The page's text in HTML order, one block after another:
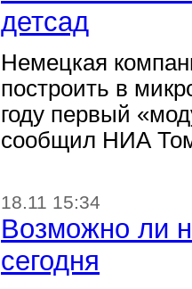
детсад
Немецкая
построить в
году первый
сообщил НИА
18.11 15:34
Возможно ли
сегодня